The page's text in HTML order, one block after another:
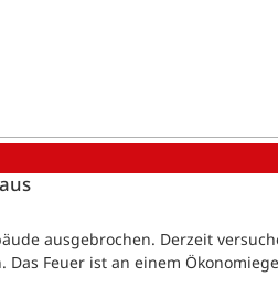
ausgebrochen. Derzeit
Feuer ist an einem